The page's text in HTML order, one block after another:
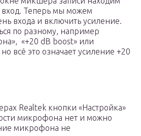
Теперь мы можем
входа и включить усиление.
по разному, например
«+20 dB boost» или
всё это означает усиление +20
Realtek кнопки «Настройка»
микрофона нет и можно
микрофона не